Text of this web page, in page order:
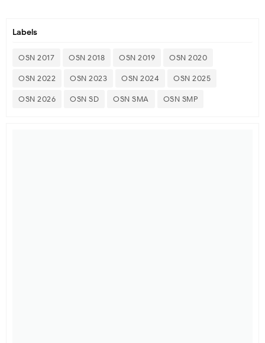
Labels
OSN 2017 OSN 2018 OSN 2019 OSN 2020
OSN 2022 OSN 2023 OSN 2024 OSN 2025
OSN 2026 OSN SD OSN SMA OSN SMP